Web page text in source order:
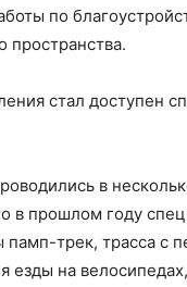
по
пространства.
стал доступен
в
в прошлом году
памп-трек, трасса с
езды на